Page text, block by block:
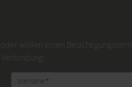
wollen einen